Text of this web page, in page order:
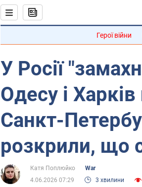
Герої війни
У Росії
Одесу і
Санкт-
розкрили, що
Катя Поплюйко
War
4.06.2026 07:29
3 хвилини